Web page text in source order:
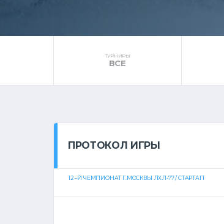
ТУРНИРЫ
ВСЕ
ПРОТОКОЛ ИГРЫ
12--Й ЧЕМПИОНАТ Г.МОСКВЫ ЛХЛ-77 / СТАРТАП